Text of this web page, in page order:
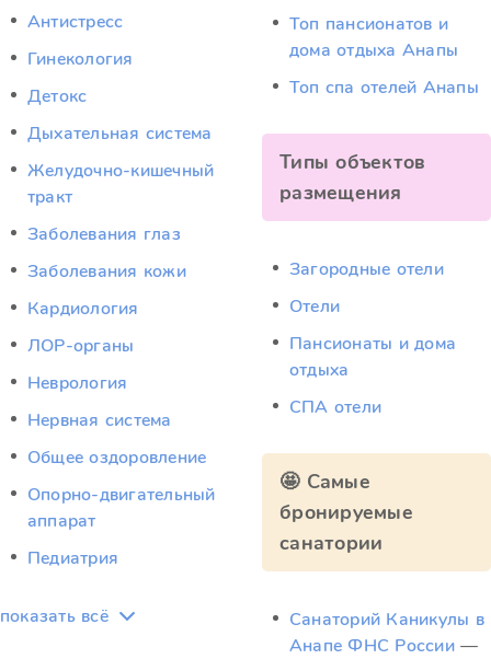
Антистресс
Гинекология
Детокс
Дыхательная система
Желудочно-кишечный
тракт
Заболевания глаз
Заболевания кожи
Кардиология
ЛОР-органы
Неврология
Нервная система
Общее оздоровление
Опорно-двигательный
аппарат
Педиатрия
показать всё
Топ пансионатов и
дома отдыха Анапы
Топ спа отелей Анапы
Типы объектов
размещения
Загородные отели
Отели
Пансионаты и дома
отдыха
СПА отели
🤩 Самые
бронируемые
санатории
Санаторий Каникулы в
Анапе ФНС России —